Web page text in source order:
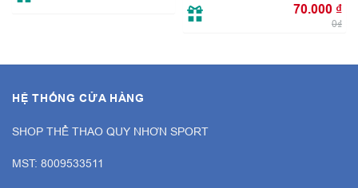
70.000 ₫
0₫
HỆ THỐNG CỬA HÀNG
SHOP THỂ THAO QUY NHƠN SPORT
MST: 8009533511